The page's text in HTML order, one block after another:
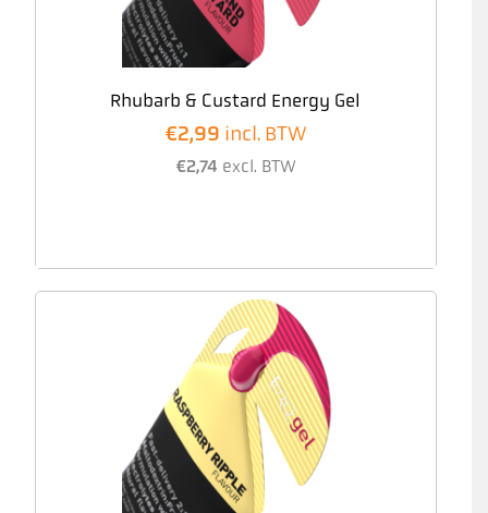
Rhubarb & Custard Energy Gel
€2,99 incl. BTW
€2,74 excl. BTW